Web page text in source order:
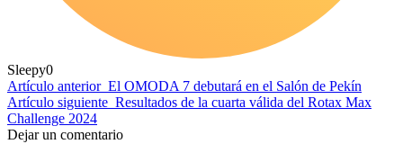
Sleepy0
Artículo anterior El OMODA 7 debutará en el Salón de Pekín
Artículo siguiente Resultados de la cuarta válida del Rotax Max
Challenge 2024
Dejar un comentario